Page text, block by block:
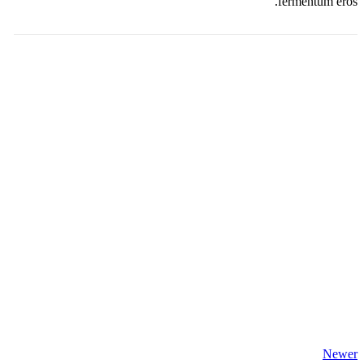
Newer